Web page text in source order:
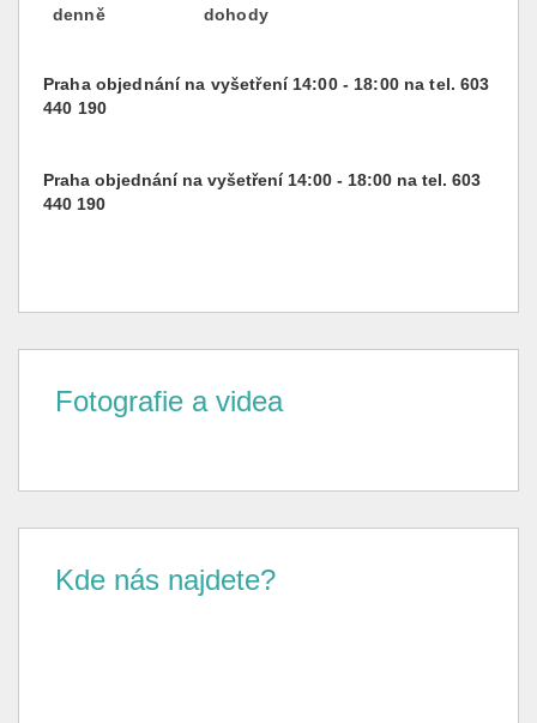
denně
dohody
Praha objednání na vyšetření 14:00 - 18:00 na tel. 603
440 190
Praha objednání na vyšetření 14:00 - 18:00 na tel. 603
440 190
Fotografie a videa
Kde nás najdete?